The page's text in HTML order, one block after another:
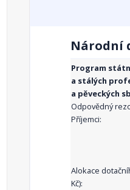
Národní
Program
a stálých
a pěveckých
Odpovědný
Příjemci:
Alokace
Kč):